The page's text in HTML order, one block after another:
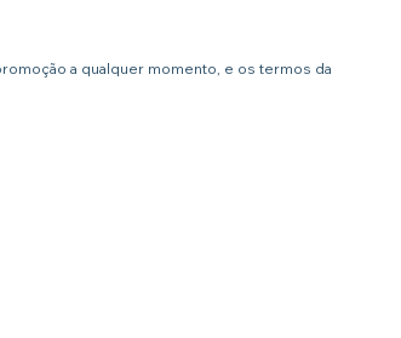
a qualquer momento, e os termos da